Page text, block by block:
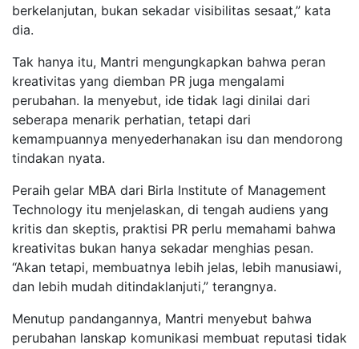
berkelanjutan, bukan sekadar visibilitas sesaat,” kata
dia.
Tak hanya itu, Mantri mengungkapkan bahwa peran
kreativitas yang diemban PR juga mengalami
perubahan. Ia menyebut, ide tidak lagi dinilai dari
seberapa menarik perhatian, tetapi dari
kemampuannya menyederhanakan isu dan mendorong
tindakan nyata.
Peraih gelar MBA dari Birla Institute of Management
Technology itu menjelaskan, di tengah audiens yang
kritis dan skeptis, praktisi PR perlu memahami bahwa
kreativitas bukan hanya sekadar menghias pesan.
“Akan tetapi, membuatnya lebih jelas, lebih manusiawi,
dan lebih mudah ditindaklanjuti,” terangnya.
Menutup pandangannya, Mantri menyebut bahwa
perubahan lanskap komunikasi membuat reputasi tidak